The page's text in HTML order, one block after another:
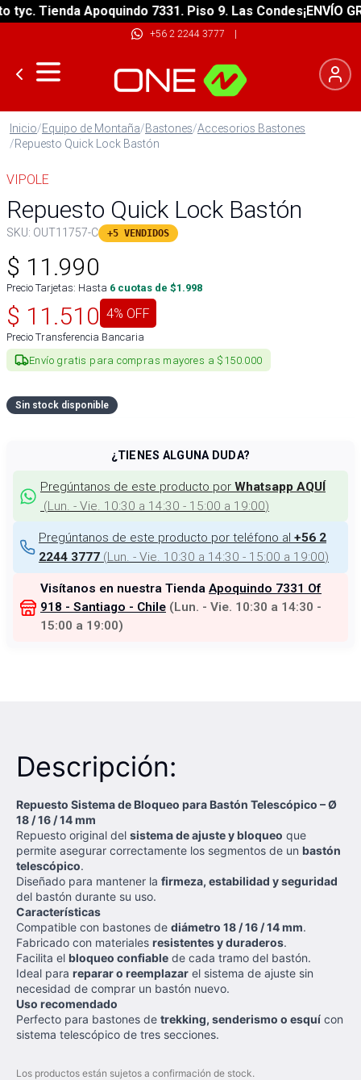
Tienda Apoquindo 7331. Piso 9. Las Condes¡ENVÍO
+56 2 2244 3777 |
Inicio/Equipo de Montaña/Bastones/Accesorios Bastones
/Repuesto Quick Lock Bastón
VIPOLE
Repuesto Quick Lock Bastón
SKU: OUT11757-C +5 VENDIDOS
$ 11.990
Precio Tarjetas: Hasta 6 cuotas de $1.998
$ 11.510 4% OFF
Precio Transferencia Bancaria
Envío gratis para compras mayores a $150.000
Sin stock disponible
¿TIENES ALGUNA DUDA?
Pregúntanos de este producto por Whatsapp AQUÍ
(Lun. - Vie. 10:30 a 14:30 - 15:00 a 19:00)
Pregúntanos de este producto por teléfono al +56 2
2244 3777 (Lun. - Vie. 10:30 a 14:30 - 15:00 a 19:00)
Visítanos en nuestra Tienda Apoquindo 7331 Of
918 - Santiago - Chile (Lun. - Vie. 10:30 a 14:30 -
15:00 a 19:00)
Descripción:
Repuesto Sistema de Bloqueo para Bastón Telescópico – Ø
18 / 16 / 14 mm
Repuesto original del sistema de ajuste y bloqueo que
permite asegurar correctamente los segmentos de un bastón
telescópico.
Diseñado para mantener la firmeza, estabilidad y seguridad
del bastón durante su uso.
Características
Compatible con bastones de diámetro 18 / 16 / 14 mm.
Fabricado con materiales resistentes y duraderos.
Facilita el bloqueo confiable de cada tramo del bastón.
Ideal para reparar o reemplazar el sistema de ajuste sin
necesidad de comprar un bastón nuevo.
Uso recomendado
Perfecto para bastones de trekking, senderismo o esquí con
sistema telescópico de tres secciones.
Los productos están sujetos a confirmación de stock.